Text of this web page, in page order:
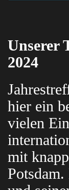
Unserer
2024
hier ein
vielen
mit